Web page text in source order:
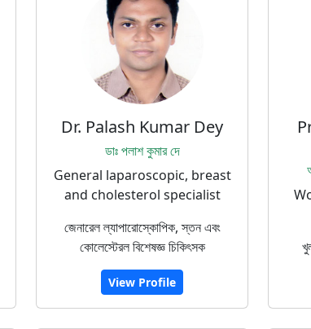
Dr. Palash Kumar Dey
ডাঃ পলাশ কুমার দে
General laparoscopic, breast
and cholesterol specialist
জেনারেল ল্যাপারোস্কোপিক, স্তন এবং
কোলেস্টেরল বিশেষজ্ঞ চিকিৎসক
View Profile